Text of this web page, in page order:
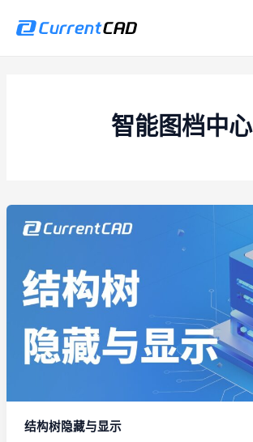
智能图档中心
结构树隐藏与显示